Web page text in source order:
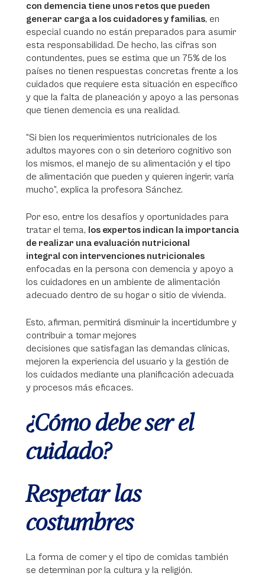
con demencia tiene unos retos que pueden
generar carga a los cuidadores y familias, en
especial cuando no están preparados para asumir
esta responsabilidad. De hecho, las cifras son
contundentes, pues se estima que un 75% de los
países no tienen respuestas concretas frente a los
cuidados que requiere esta situación en específico
y que la falta de planeación y apoyo a las personas
que tienen demencia es una realidad.
“Si bien los requerimientos nutricionales de los
adultos mayores con o sin deterioro cognitivo son
los mismos, el manejo de su alimentación y el tipo
de alimentación que pueden y quieren ingerir, varía
mucho”, explica la profesora Sánchez.
Por eso, entre los desafíos y oportunidades para
tratar el tema, los expertos indican la importancia
de realizar una evaluación nutricional
integral con intervenciones nutricionales
enfocadas en la persona con demencia y apoyo a
los cuidadores en un ambiente de alimentación
adecuado dentro de su hogar o sitio de vivienda.
Esto, afirman, permitirá disminuir la incertidumbre y
contribuir a tomar mejores
decisiones que satisfagan las demandas clínicas,
mejoren la experiencia del usuario y la gestión de
los cuidados mediante una planificación adecuada
y procesos más eficaces.
¿Cómo debe ser el
cuidado?
Respetar las
costumbres
La forma de comer y el tipo de comidas también
se determinan por la cultura y la religión.